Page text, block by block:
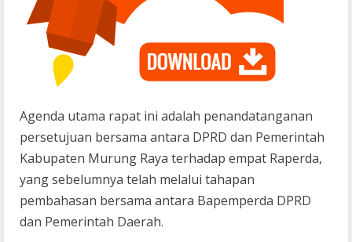
Agenda utama rapat ini adalah penandatanganan
persetujuan bersama antara DPRD dan Pemerintah
Kabupaten Murung Raya terhadap empat Raperda,
yang sebelumnya telah melalui tahapan
pembahasan bersama antara Bapemperda DPRD
dan Pemerintah Daerah.